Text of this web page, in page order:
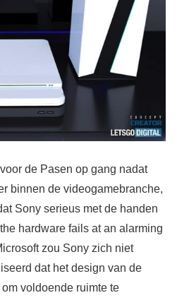
de Pasen op gang nadat
binnen de videogamebranche,
Sony serieus met de handen
hardware fails at an alarming
zou Sony zich niet
dat het design van de
voldoende ruimte te